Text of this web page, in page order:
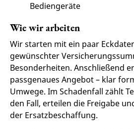
Bediengeräte
Wie wir arbeiten
Wir starten mit ein paar
gewünschter
Besonderheiten. Anschließend
passgenaues Angebot – klar
Umwege. Im Schadenfall zählt
den Fall, erteilen die Freigabe
der Ersatzbeschaffung.